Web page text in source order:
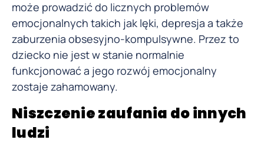
może prowadzić do licznych problemów
emocjonalnych takich jak lęki, depresja a także
zaburzenia obsesyjno-kompulsywne. Przez to
dziecko nie jest w stanie normalnie
funkcjonować a jego rozwój emocjonalny
zostaje zahamowany.
Niszczenie zaufania do innych
ludzi